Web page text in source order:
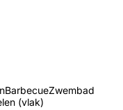
BarbecueZwembad
(vlak)